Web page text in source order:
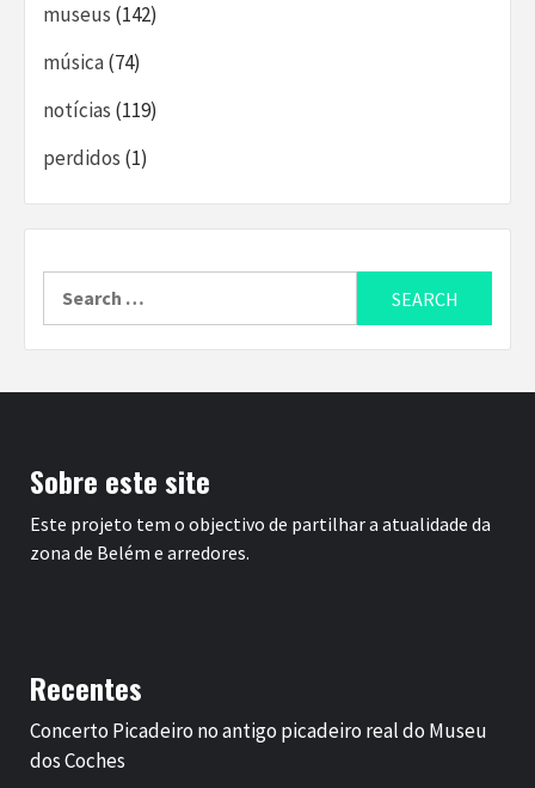
museus (142)
música(74)
notícias (119)
perdidos (1)
Sobre este site
Este projeto tem o objectivo de partilhar a atualidade da
zona de Belém e arredores.
Recentes
Concerto Picadeiro no antigo picadeiro real do Museu
dos Coches